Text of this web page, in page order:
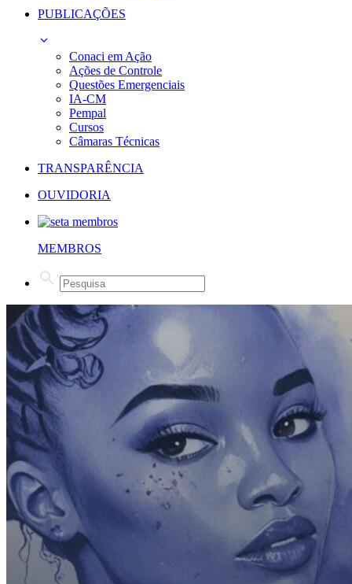
PUBLICAÇÕES
Conaci em Ação
Ações de Controle
Questões Emergenciais
IA-CM
Pempal
Cursos
Câmaras Técnicas
TRANSPARÊNCIA
OUVIDORIA
MEMBROS